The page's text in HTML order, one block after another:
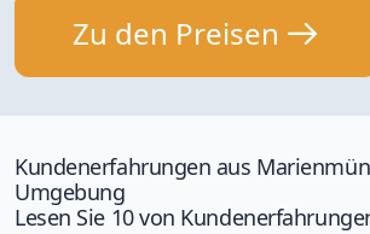
Zu den Preisen
Kundenerfahrungen aus
Umgebung
Lesen Sie 10 von